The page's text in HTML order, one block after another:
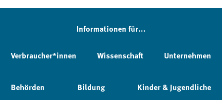
Informationen für...
Verbraucher*innen Wissenschaft Unternehmen
Behörden Bildung Kinder & Jugendliche